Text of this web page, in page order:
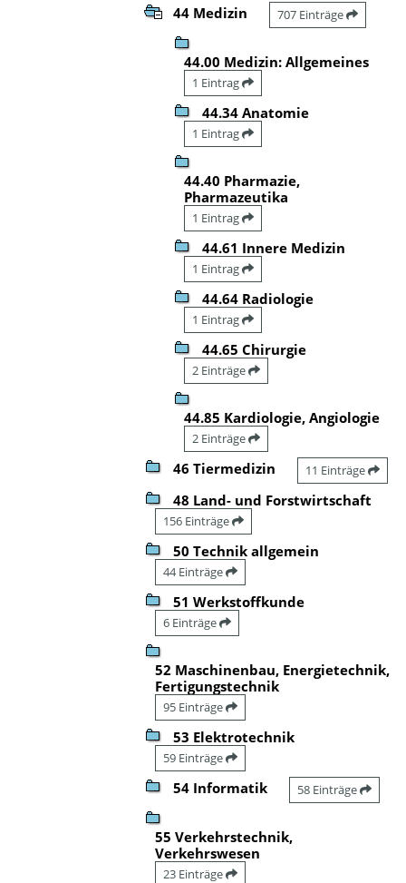
44 Medizin 707 Einträge
44.00 Medizin: Allgemeines
1 Eintrag
44.34 Anatomie
1 Eintrag
44.40 Pharmazie,
Pharmazeutika
1 Eintrag
44.61 Innere Medizin
1 Eintrag
44.64 Radiologie
1 Eintrag
44.65 Chirurgie
2 Einträge
44.85 Kardiologie, Angiologie
2 Einträge
46 Tiermedizin 11 Einträge
48 Land- und Forstwirtschaft
156 Einträge
50 Technik allgemein
44 Einträge
51 Werkstoffkunde
6 Einträge
52 Maschinenbau, Energietechnik,
Fertigungstechnik
95 Einträge
53 Elektrotechnik
59 Einträge
54 Informatik 58 Einträge
55 Verkehrstechnik,
Verkehrswesen
23 Einträge